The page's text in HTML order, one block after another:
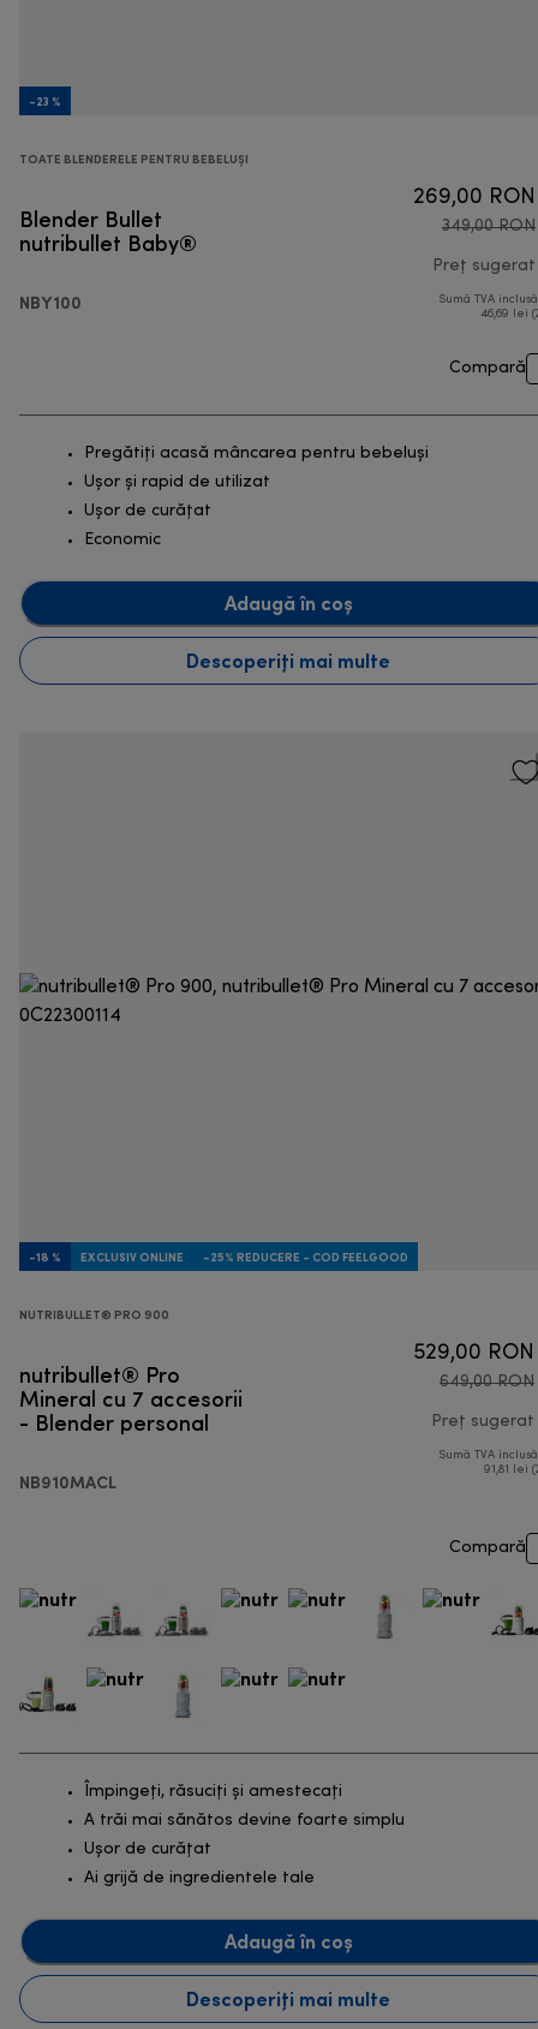
-23 %
TOATE BLENDERELE PENTRU BEBELUȘI
Blender Bullet
nutribullet Baby®
NBY100
269,00 RON
349,00 RON
Preț sugerat
Sumă TVA
46,69 lei
Compară
Pregătiți acasă mâncarea pentru bebeluși
Ușor și rapid de utilizat
Ușor de curățat
Economic
Adaugă în coș
Descoperiți mai multe
-18 % EXCLUSIV ONLINE -25% REDUCERE - COD FEELGOOD
NUTRIBULLET® PRO 900
nutribullet® Pro
Mineral cu 7 accesorii
- Blender personal
NB910MACL
529,00 RON
649,00 RON
Preț sugerat
Sumă TVA
91,81 lei
Compară
Împingeți, răsuciți și amestecați
A trăi mai sănătos devine foarte simplu
Ușor de curățat
Ai grijă de ingredientele tale
Adaugă în coș
Descoperiți mai multe